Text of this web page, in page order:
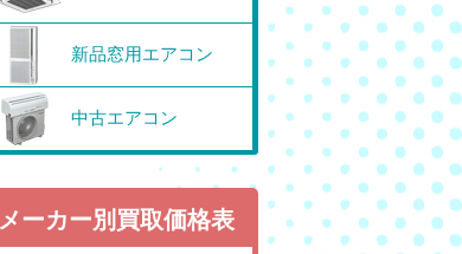
新品窓用エアコン
中古エアコン
メーカー別買取価格表